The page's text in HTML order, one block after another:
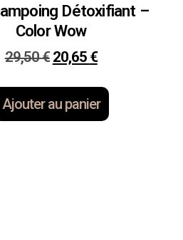
Détoxifiant –
Color Wow
29,50€ 20,65 €
Ajouter au panier